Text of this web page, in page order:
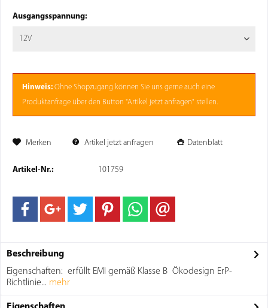
Ausgangsspannung:
Hinweis: Ohne Shopzugang können Sie uns gerne auch eine
Produktanfrage über den Button "Artikel jetzt anfragen" stellen.
Merken Artikel jetzt anfragen Datenblatt
Artikel-Nr.: 101759
Beschreibung
Eigenschaften: erfüllt EMI gemäß Klasse B Ökodesign ErP-
Richtlinie... mehr